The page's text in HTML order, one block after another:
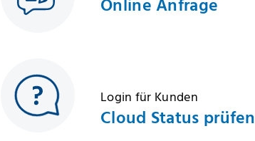
Online Anfrage
Login für Kunden
Cloud Status prüfen